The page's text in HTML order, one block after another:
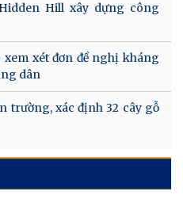
Hill xây dựng công
xem xét đơn đề nghị kháng
dân
trường, xác định 32 cây gỗ